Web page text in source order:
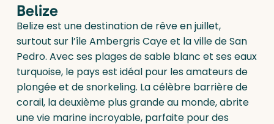
Belize
Belize est une destination de rêve en juillet,
surtout sur l’île Ambergris Caye et la ville de San
Pedro. Avec ses plages de sable blanc et ses eaux
turquoise, le pays est idéal pour les amateurs de
plongée et de snorkeling. La célèbre barrière de
corail, la deuxième plus grande au monde, abrite
une vie marine incroyable, parfaite pour des